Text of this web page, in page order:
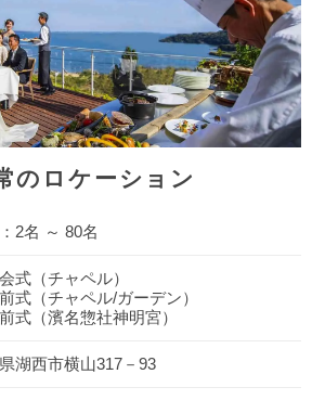
のロケーション
2名 ～ 80名
式（チャペル）
式（チャペル/ガーデン）
式（濱名惣社神明宮）
湖西市横山317－93